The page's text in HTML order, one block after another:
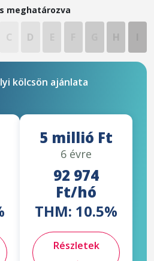
meghatározva
C D
kölcsön ajánlata
5 millió Ft
6 évre
92 974
Ft/hó
THM: 10.5%
Részletek